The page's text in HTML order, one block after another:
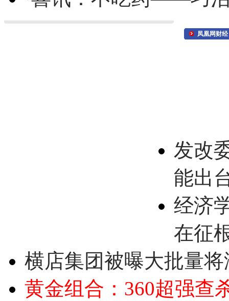
凤凰网财经
发改
能出
经济
在征
横店集团被曝大批量
黄金组合：360超强查